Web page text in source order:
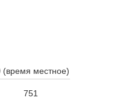
(время местное)
751